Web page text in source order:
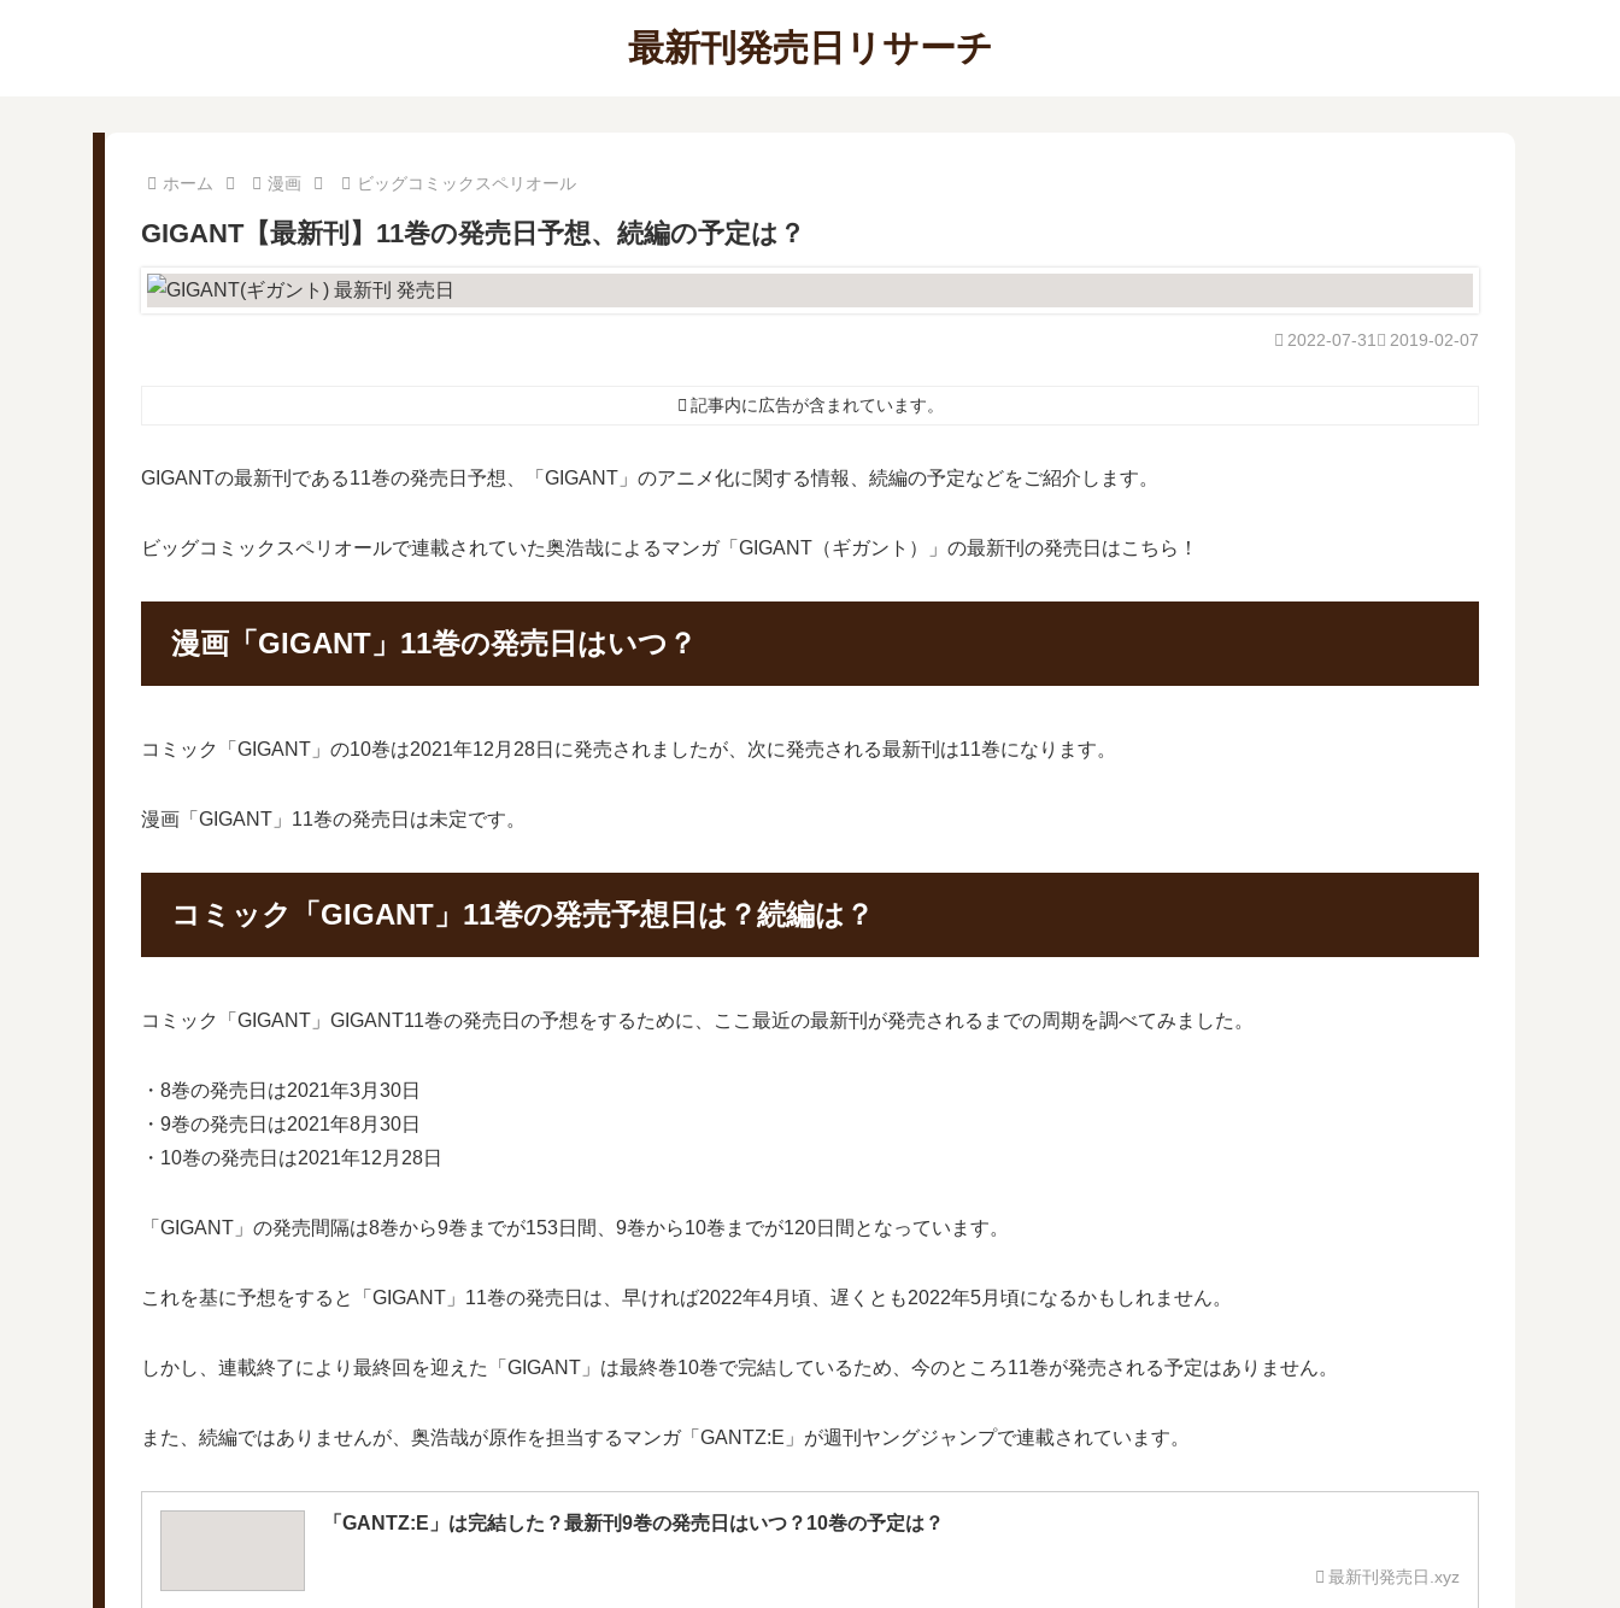
最新刊発売日リサーチ
ホーム 漫画 ビッグコミックスペリオール
GIGANT【最新刊】11巻の発売日予想、続編の予定は？
2019-02-07
2022-07-31
記事内に広告が含まれています。
GIGANTの最新刊である11巻の発売日予想、「GIGANT」のアニメ化に関する情報、続編の予定などをご紹介します。
ビッグコミックスペリオールで連載されていた奥浩哉によるマンガ「GIGANT（ギガント）」の最新刊の発売日はこちら！
漫画「GIGANT」11巻の発売日はいつ？
コミック「GIGANT」の10巻は2021年12月28日に発売されましたが、次に発売される最新刊は11巻になります。
漫画「GIGANT」11巻の発売日は未定です。
コミック「GIGANT」11巻の発売予想日は？続編は？
コミック「GIGANT」GIGANT11巻の発売日の予想をするために、ここ最近の最新刊が発売されるまでの周期を調べてみました。
・8巻の発売日は2021年3月30日
・9巻の発売日は2021年8月30日
・10巻の発売日は2021年12月28日
「GIGANT」の発売間隔は8巻から9巻までが153日間、9巻から10巻までが120日間となっています。
これを基に予想をすると「GIGANT」11巻の発売日は、早ければ2022年4月頃、遅くとも2022年5月頃になるかもしれません。
しかし、連載終了により最終回を迎えた「GIGANT」は最終巻10巻で完結しているため、今のところ11巻が発売される予定はありません。
また、続編ではありませんが、奥浩哉が原作を担当するマンガ「GANTZ:E」が週刊ヤングジャンプで連載されています。
「GANTZ:E」は完結した？最新刊9巻の発売日はいつ？10巻の予定は？
最新刊発売日.xyz